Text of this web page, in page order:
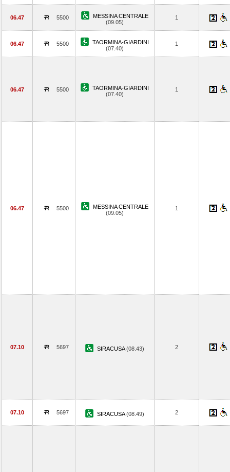
06.47 5500
MESSINA CENTRALE
(09.05)
1
06.47 5500
TAORMINA-GIARDINI
(07.40)
1
06.47 5500
TAORMINA-GIARDINI
(07.40)
1
06.47 5500
MESSINA CENTRALE
(09.05)
1
07.10 5697 SIRACUSA(08.43) 2
07.10 5697 SIRACUSA(08.49) 2